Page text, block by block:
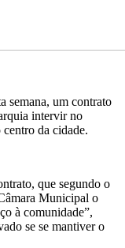
semana, um contrato
intervir no
da cidade.
que segundo o
Municipal o
à comunidade”,
se se mantiver o